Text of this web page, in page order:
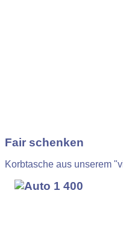
Fair schenken
Korbtasche aus unserem